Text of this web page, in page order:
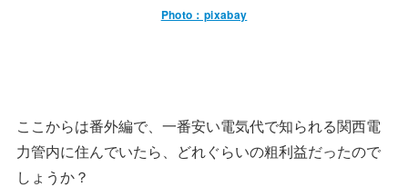
Photo：pixabay
ここからは番外編で、一番安い電気代で知られる関西電
力管内に住んでいたら、どれぐらいの粗利益だったので
しょうか？